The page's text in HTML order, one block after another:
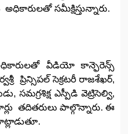
అధికారులతో సమీక్షిస్తున్నారు.
వీడియో కాన్ఫెరెన్స్
ప్రిన్సిపల్ సెక్రటరీ రాజశేఖర్,
సమగ్రశిక్ష ఎస్పీడి వెట్రిసెల్వి,
తదితరులు పాల్గొన్నారు. ఈ